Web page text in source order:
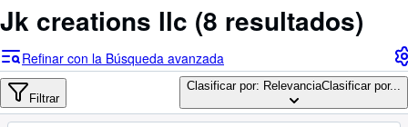
Mi cuenta
Cerrar sesión
Búsqueda avanzada
Jk creations llc (8 resultados)
Refinar con la Búsqueda avanzada
Filtrar
Clasificar por: RelevanciaClasificar por...